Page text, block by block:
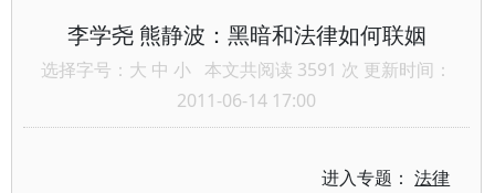
李学尧 熊静波：黑暗和法律如何联姻
选择字号： 大 中 小 本文共阅读 3591 次 更新时间：
2011-06-14 17:00
进入专题：法律